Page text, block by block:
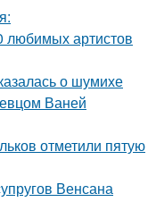
любимых артистов
о шумихе
Ваней
отметили пятую
Венсана